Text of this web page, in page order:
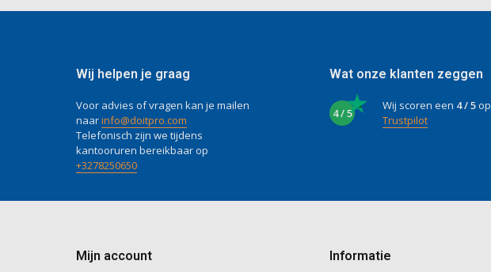
Wij helpen je graag
Voor advies of vragen kan je mailen
naarinfo@doitpro.com
Telefonisch zijn we tijdens
kantooruren bereikbaar op
+3278250650
Wat onze klanten zeggen
4 / 5
Wij scoren een 4 / 5op
Trustpilot
Mijn account Informatie